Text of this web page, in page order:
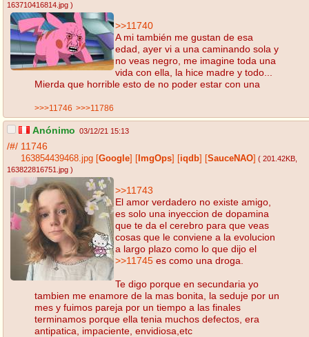
163710416814.jpg )
>>11740
A mi también me gustan de esa
edad, ayer vi a una caminando sola y
no veas negro, me imagine toda una
vida con ella, la hice madre y todo...
Mierda que horrible esto de no poder estar con una
>>>11746 >>>11786
Anónimo 03/12/21 15:13
/#/ 11746
163854439468.jpg Google ImgOps iqdb SauceNAO ( 201.42KB
163822816751.jpg )
>>11743
El amor verdadero no existe amigo,
es solo una inyeccion de dopamina
que te da el cerebro para que veas
cosas que le conviene a la evolucion
a largo plazo como lo que dijo el
>>11745 es como una droga.
Te digo porque en secundaria yo
tambien me enamore de la mas bonita, la seduje por un
mes y fuimos pareja por un tiempo a las finales
terminamos porque ella tenia muchos defectos, era
antipatica, impaciente, envidiosa,etc